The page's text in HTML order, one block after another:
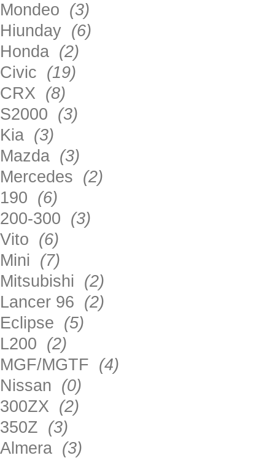
Mondeo (3)
Hiunday (6)
Honda (2)
Civic (19)
CRX (8)
S2000 (3)
Kia (3)
Mazda (3)
Mercedes (2)
190 (6)
200-300 (3)
Vito (6)
Mini (7)
Mitsubishi (2)
Lancer 96 (2)
Eclipse (5)
L200 (2)
MGF/MGTF (4)
Nissan (0)
300ZX (2)
350Z (3)
Almera (3)